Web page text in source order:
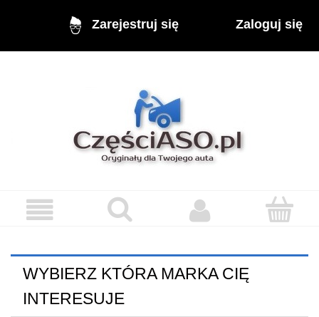
Zarejestruj się Zaloguj się
WYBIERZ KTÓRA MARKA CIĘ
INTERESUJE